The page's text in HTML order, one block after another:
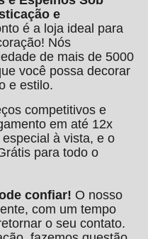
e
é a loja ideal para
Nós
de mais de 5000
você possa decorar
e estilo.
competitivos e
em até 12x
à vista, e o
para todo o
confiar! O nosso
com um tempo
o seu contato.